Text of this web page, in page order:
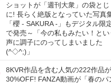
ショットが「週刊大衆」の袋とじ
に! 長らく絶版となっていた写真
「櫻 - SAKURA -」もデジタル限
で発売～「今の私もみたい！とい
声に調子にのってしまいました
(^◇^;)」
8KVR作品を含む人気の222作品が
30%OFF! FANZA動画が「春のパ